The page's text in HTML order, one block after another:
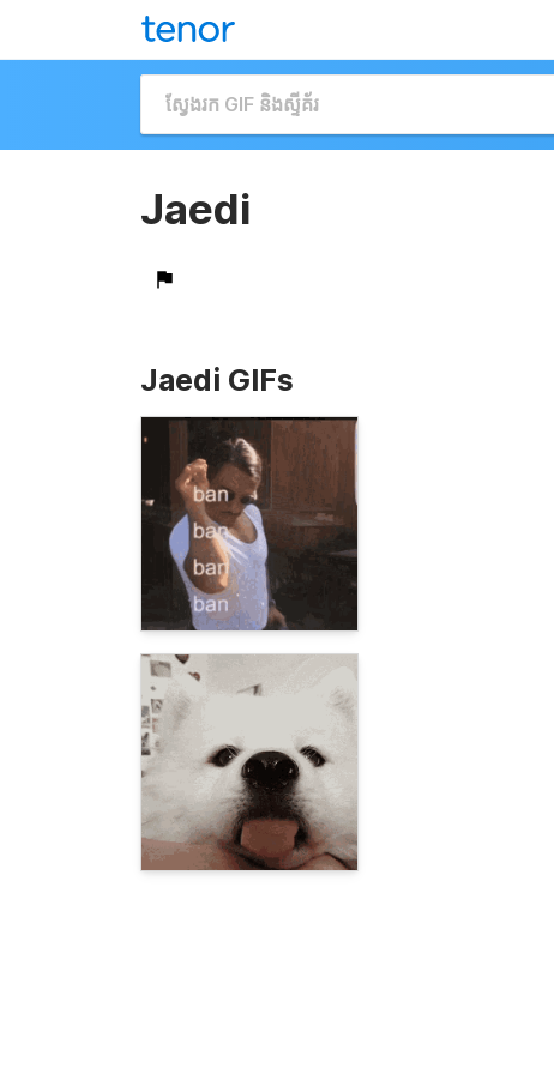
Jaedi
Jaedi GIFs